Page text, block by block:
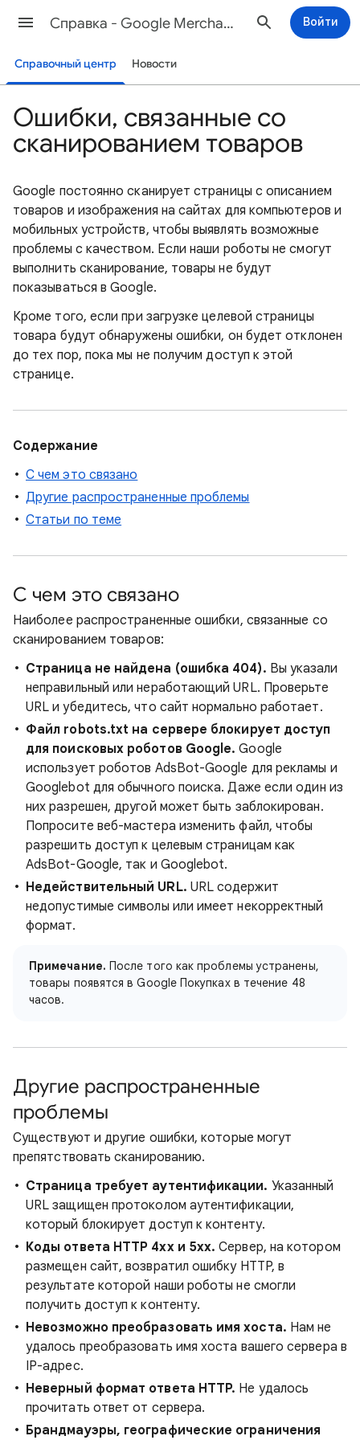
Cправка - Google Merchant Center Войти
Справочный центр Новости
Ошибки, связанные со
сканированием товаров
Google постоянно сканирует страницы с описанием
товаров и изображения на сайтах для компьютеров и
мобильных устройств, чтобы выявлять возможные
проблемы с качеством. Если наши роботы не смогут
выполнить сканирование, товары не будут
показываться в Google.
Кроме того, если при загрузке целевой страницы
товара будут обнаружены ошибки, он будет отклонен
до тех пор, пока мы не получим доступ к этой
странице.
Содержание
С чем это связано
Другие распространенные проблемы
Статьи по теме
С чем это связано
Наиболее распространенные ошибки, связанные со
сканированием товаров:
Страница не найдена (ошибка 404). Вы указали
неправильный или неработающий URL. Проверьте
URL и убедитесь, что сайт нормально работает.
Файл robots.txt на сервере блокирует доступ
для поисковых роботов Google. Google
использует роботов AdsBot-Google для рекламы и
Googlebot для обычного поиска. Даже если один из
них разрешен, другой может быть заблокирован.
Попросите веб-мастера изменить файл, чтобы
разрешить доступ к целевым страницам как
AdsBot-Google, так и Googlebot.
Недействительный URL. URL содержит
недопустимые символы или имеет некорректный
формат.
Примечание. После того как проблемы устранены,
товары появятся в Google Покупках в течение 48
часов.
Другие распространенные
проблемы
Существуют и другие ошибки, которые могут
препятствовать сканированию.
Страница требует аутентификации. Указанный
URL защищен протоколом аутентификации,
который блокирует доступ к контенту.
Коды ответа HTTP 4xx и 5xx. Сервер, на котором
размещен сайт, возвратил ошибку HTTP, в
результате которой наши роботы не смогли
получить доступ к контенту.
Невозможно преобразовать имя хоста. Нам не
удалось преобразовать имя хоста вашего сервера в
IP-адрес.
Неверный формат ответа HTTP. Не удалось
прочитать ответ от сервера.
Брандмауэры, географические ограничения